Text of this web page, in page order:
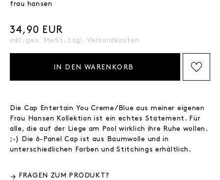
frau hansen
34,90 EUR
inkl. ges. MwSt. zzgl.Versandkosten
IN DEN WARENKORB
Die Cap Entertain You Creme/Blue aus meiner eigenen
Frau Hansen Kollektion ist ein echtes Statement. Für
alle, die auf der Liege am Pool wirklich ihre Ruhe wollen.
;-) Die 6-Panel Cap ist aus Baumwolle und in
unterschiedlichen Farben und Stitchings erhältlich.
FRAGEN ZUM PRODUKT?